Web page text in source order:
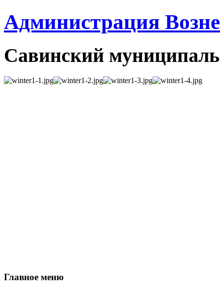
Администрация
Савинский
Главное меню